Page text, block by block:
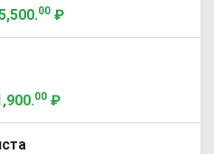
.00 ₽
.00 ₽